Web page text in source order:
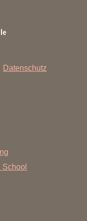
Datenschutz